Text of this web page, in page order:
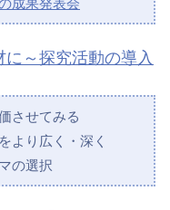
成果発表会
～探究活動の導入
させてみる
より広く・深く
の選択